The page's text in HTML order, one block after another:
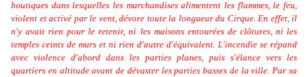
boutiques dans lesquelles les marchandises alimentent les flammes, le feu,
violent et activé par le vent, dévore toute la longueur du Cirque. En effet, il
n'y avait rien pour le retenir, ni les maisons entourées de clôtures, ni les
temples ceints de murs et ni rien d'autre d'équivalent. L'incendie se répand
avec violence d'abord dans les parties planes, puis s'élance vers les
quartiers en altitude avant de dévaster les parties basses de la ville. Par sa